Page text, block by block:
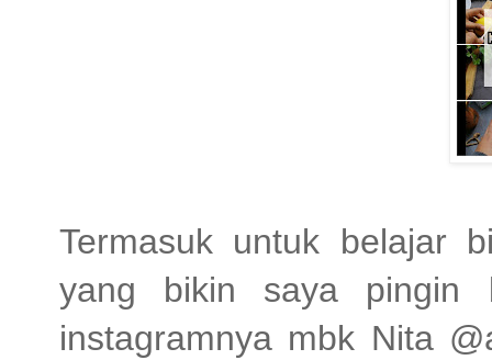
Termasuk untuk belajar
yang bikin saya pingin
instagramnya mbk Nita